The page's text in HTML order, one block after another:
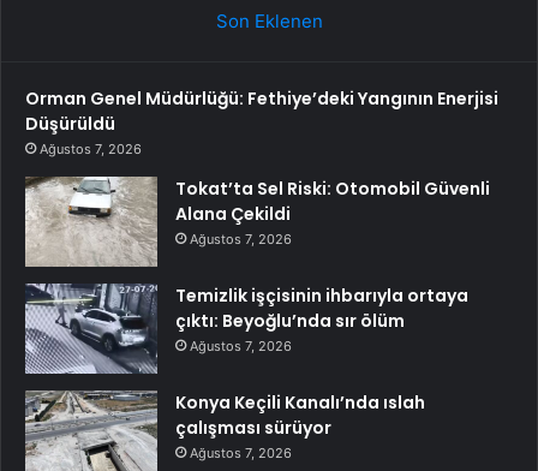
Son Eklenen
Orman Genel Müdürlüğü: Fethiye’deki Yangının Enerjisi
Düşürüldü
Ağustos 7, 2026
Tokat’ta Sel Riski: Otomobil Güvenli
Alana Çekildi
Ağustos 7, 2026
Temizlik işçisinin ihbarıyla ortaya
çıktı: Beyoğlu’nda sır ölüm
Ağustos 7, 2026
Konya Keçili Kanalı’nda ıslah
çalışması sürüyor
Ağustos 7, 2026